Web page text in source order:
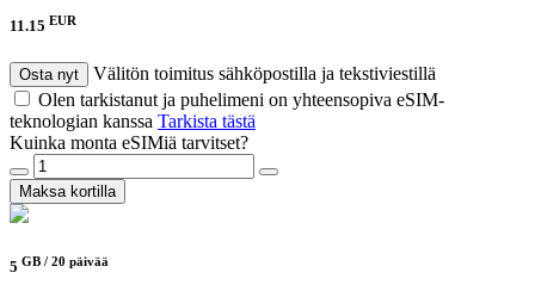
11.15 EUR
Osta nyt
Välitön toimitus sähköpostilla ja tekstiviestillä
Olen tarkistanut ja puhelimeni on yhteensopiva eSIM-
teknologian kanssa Tarkista tästä
Kuinka monta eSIMiä tarvitset?
Maksa kortilla
5 GB / 20 päivää